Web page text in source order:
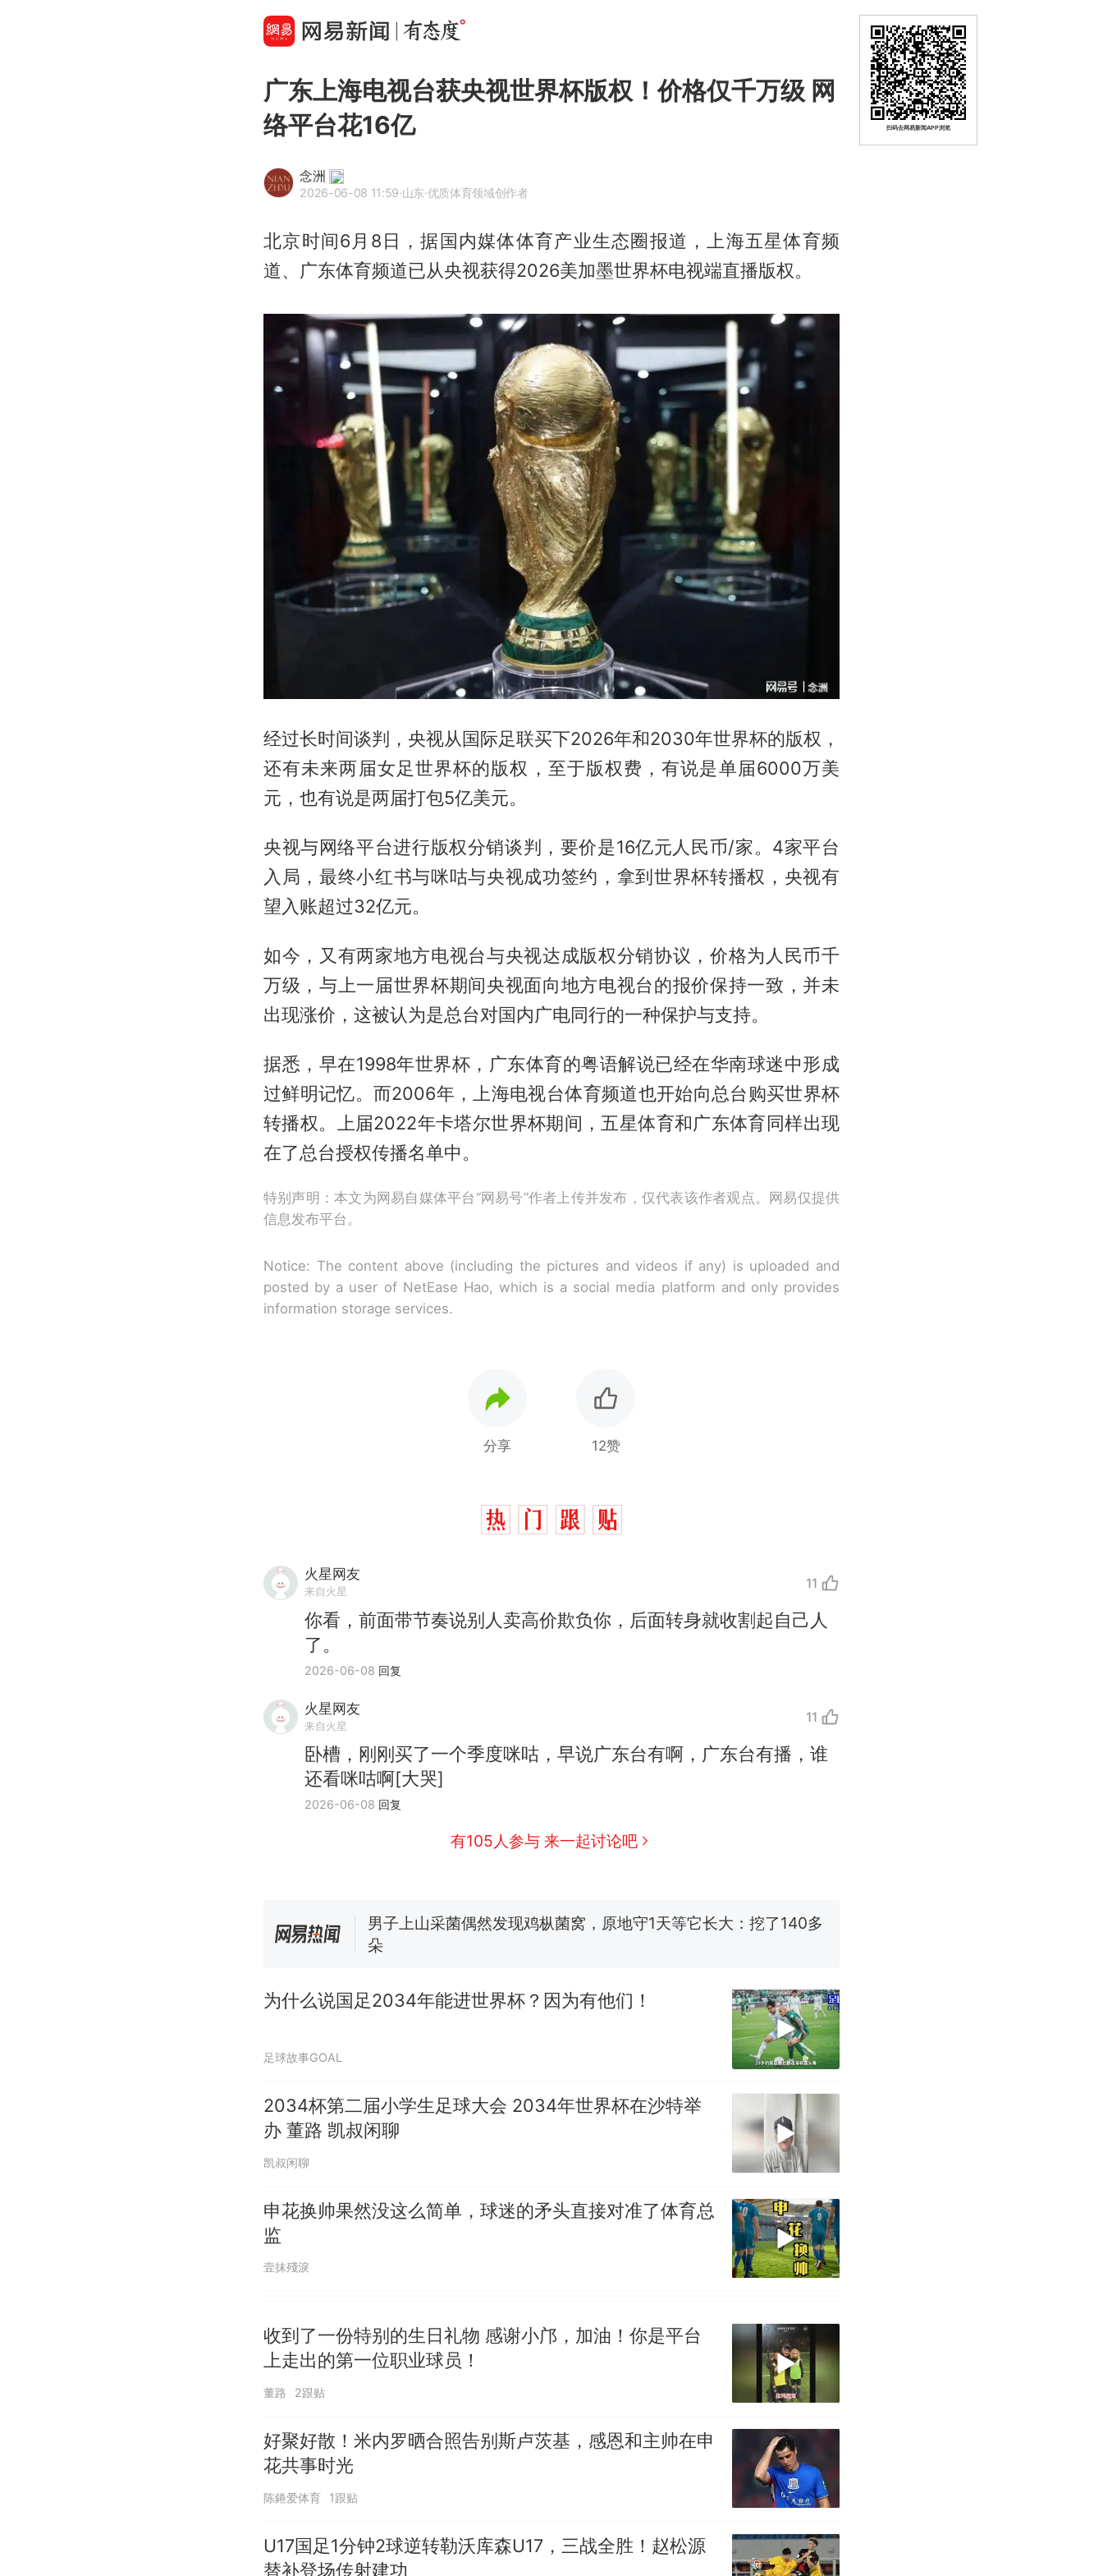
广东上海电视台获央视世界杯版权！价格仅千万级 网
络平台花16亿
念洲
2026-06-08 11:59·山东·优质体育领域创作者
北京时间6月8日，据国内媒体体育产业生态圈报道，上海五星体育频
道、广东体育频道已从央视获得2026美加墨世界杯电视端直播版权。
经过长时间谈判，央视从国际足联买下2026年和2030年世界杯的版权，
还有未来两届女足世界杯的版权，至于版权费，有说是单届6000万美
元，也有说是两届打包5亿美元。
央视与网络平台进行版权分销谈判，要价是16亿元人民币/家。4家平台
入局，最终小红书与咪咕与央视成功签约，拿到世界杯转播权，央视有
望入账超过32亿元。
如今，又有两家地方电视台与央视达成版权分销协议，价格为人民币千
万级，与上一届世界杯期间央视面向地方电视台的报价保持一致，并未
出现涨价，这被认为是总台对国内广电同行的一种保护与支持。
据悉，早在1998年世界杯，广东体育的粤语解说已经在华南球迷中形成
过鲜明记忆。而2006年，上海电视台体育频道也开始向总台购买世界杯
转播权。上届2022年卡塔尔世界杯期间，五星体育和广东体育同样出现
在了总台授权传播名单中。
特别声明：本文为网易自媒体平台“网易号”作者上传并发布，仅代表该作者观点。网易仅提供
信息发布平台。
Notice: The content above (including the pictures and videos if any) is uploaded and
posted by a user of NetEase Hao, which is a social media platform and only provides
information storage services.
分享 12赞
火星网友
来自火星
11
你看，前面带节奏说别人卖高价欺负你，后面转身就收割起自己人
了。
2026-06-08 回复
火星网友
来自火星
11
卧槽，刚刚买了一个季度咪咕，早说广东台有啊，广东台有播，谁
还看咪咕啊[大哭]
2026-06-08 回复
有105人参与 来一起讨论吧
热 制裁瓜子饺子，美国怕什么？
那个在床头放菜刀的女孩，因老师一句“跟我回家”改写了人生
男子上山采菌偶然发现鸡枞菌窝，原地守1天等它长大：挖了140多
朵
参考消息）
为什么说国足2034年能进世界杯？因为有他们！
足球故事GOAL
2034杯第二届小学生足球大会 2034年世界杯在沙特举
办 董路 凯叔闲聊
凯叔闲聊
申花换帅果然没这么简单，球迷的矛头直接对准了体育总
监
壹抹殘淚
收到了一份特别的生日礼物 感谢小邝，加油！你是平台
上走出的第一位职业球员！
董路 2跟贴
好聚好散！米内罗晒合照告别斯卢茨基，感恩和主帅在申
花共事时光
陈錈爱体育 1跟贴
U17国足1分钟2球逆转勒沃库森U17，三战全胜！赵松源
替补登场传射建功
扫码去网易新闻APP浏览